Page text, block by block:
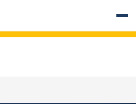
理需谨慎。本网站信息仅供参考，具体